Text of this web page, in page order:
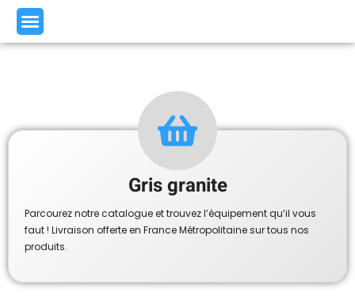
Gris granite
Parcourez notre catalogue et trouvez l’équipement qu’il vous
faut ! Livraison offerte en France Métropolitaine sur tous nos
produits.